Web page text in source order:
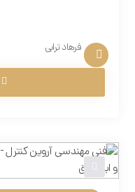
فرهاد ترابی